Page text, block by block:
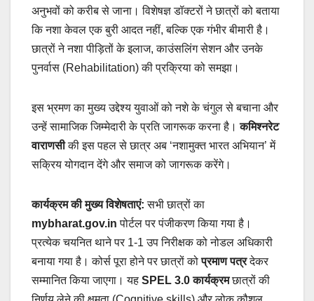
अनुभवों को करीब से जाना। विशेषज्ञ डॉक्टरों ने छात्रों को बताया
कि नशा केवल एक बुरी आदत नहीं, बल्कि एक गंभीर बीमारी है।
छात्रों ने नशा पीड़ितों के इलाज, काउंसलिंग सेशन और उनके
पुनर्वास (Rehabilitation) की प्रक्रिया को समझा।
इस भ्रमण का मुख्य उद्देश्य युवाओं को नशे के चंगुल से बचाना और
उन्हें सामाजिक जिम्मेदारी के प्रति जागरूक करना है।कमिश्नरेट
वाराणसीकी इस पहल से छात्र अब ‘नशामुक्त भारत अभियान’ में
सक्रिय योगदान देंगे और समाज को जागरूक करेंगे।
कार्यक्रम की मुख्य विशेषताएं: सभी छात्रों का
mybharat.gov.in पोर्टल पर पंजीकरण किया गया है।
प्रत्येक चयनित थाने पर 1-1 उप निरीक्षक को नोडल अधिकारी
बनाया गया है। कोर्स पूरा होने पर छात्रों कोप्रमाण पत्रदेकर
सम्मानित किया जाएगा। यह SPEL 3.0 कार्यक्रमछात्रों की